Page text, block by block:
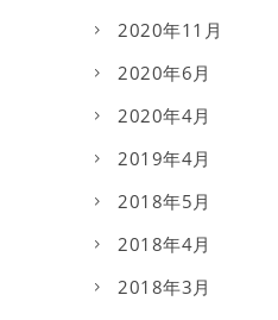
2020年11月
2020年6月
2020年4月
2019年4月
2018年5月
2018年4月
2018年3月